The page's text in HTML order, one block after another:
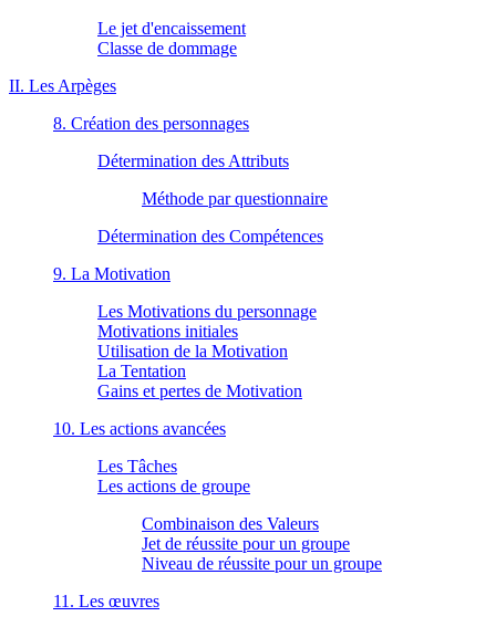
Le jet d'encaissement
Classe de dommage
II. Les Arpèges
8. Création des personnages
Détermination des Attributs
Méthode par questionnaire
Détermination des Compétences
9. La Motivation
Les Motivations du personnage
Motivations initiales
Utilisation de la Motivation
La Tentation
Gains et pertes de Motivation
10. Les actions avancées
Les Tâches
Les actions de groupe
Combinaison des Valeurs
Jet de réussite pour un groupe
Niveau de réussite pour un groupe
11. Les œuvres